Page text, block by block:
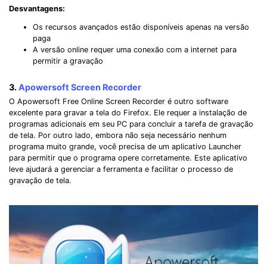
Desvantagens:
Os recursos avançados estão disponíveis apenas na versão
paga
A versão online requer uma conexão com a internet para
permitir a gravação
3.Apowersoft Screen Recorder
O Apowersoft Free Online Screen Recorder é outro software
excelente para gravar a tela do Firefox. Ele requer a instalação de
programas adicionais em seu PC para concluir a tarefa de gravação
de tela. Por outro lado, embora não seja necessário nenhum
programa muito grande, você precisa de um aplicativo Launcher
para permitir que o programa opere corretamente. Este aplicativo
leve ajudará a gerenciar a ferramenta e facilitar o processo de
gravação de tela.